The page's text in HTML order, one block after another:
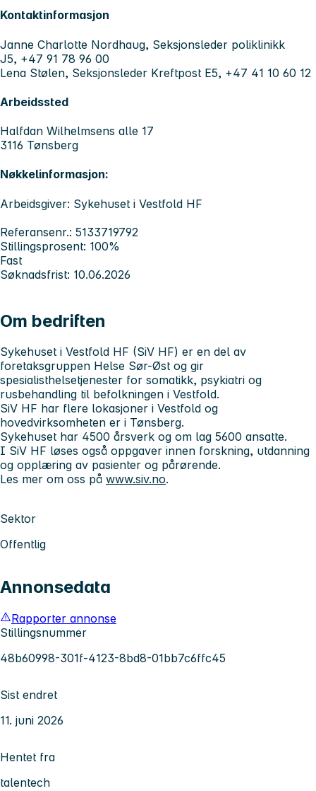
Kontaktinformasjon
Janne Charlotte Nordhaug, Seksjonsleder poliklinikk
J5, +47 91 78 96 00
Lena Stølen, Seksjonsleder Kreftpost E5, +47 41 10 60 12
Arbeidssted
Halfdan Wilhelmsens alle 17
3116 Tønsberg
Nøkkelinformasjon:
Arbeidsgiver: Sykehuset i Vestfold HF
Referansenr.: 5133719792
Stillingsprosent: 100%
Fast
Søknadsfrist: 10.06.2026
Om bedriften
Sykehuset i Vestfold HF (SiV HF) er en del av
foretaksgruppen Helse Sør-Øst og gir
spesialisthelsetjenester for somatikk, psykiatri og
rusbehandling til befolkningen i Vestfold.
SiV HF har flere lokasjoner i Vestfold og
hovedvirksomheten er i Tønsberg.
Sykehuset har 4500 årsverk og om lag 5600 ansatte.
I SiV HF løses også oppgaver innen forskning, utdanning
og opplæring av pasienter og pårørende.
Les mer om oss på www.siv.no.
Sektor
Offentlig
Annonsedata
Rapporter annonse
Stillingsnummer
48b60998-301f-4123-8bd8-01bb7c6ffc45
Sist endret
11. juni 2026
Hentet fra
talentech